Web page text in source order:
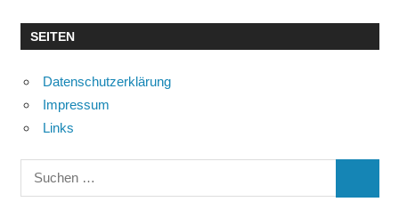
SEITEN
Datenschutzerklärung
Impressum
Links
Suchen
nach: